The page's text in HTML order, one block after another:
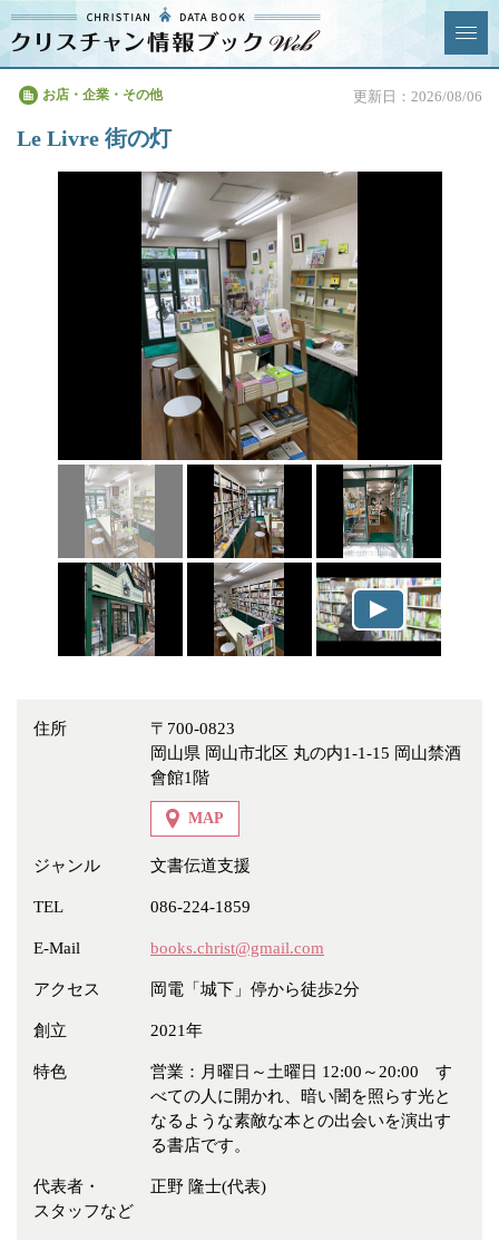
クリスチャン
情報ブックとは
News & Topics
て
学校・幼稚園・神学校
特別集会奉仕者 医療・福祉
冠婚葬祭 各種団体
教団教派 宿泊・研修施設
お店・企業・その他
フリーワード
お店・企業・その他 更新日：2026/08/06
Le Livre 街の灯
住所
〒700-0823
岡山県 岡山市北区 丸の内1-1-15 岡山禁酒
會館1階
MAP
ジャンル 文書伝道支援
TEL 086-224-1859
E-Mail books.christ@gmail.com
アクセス 岡電「城下」停から徒歩2分
創立 2021年
特色
営業：月曜日～土曜日 12:00～20:00 す
べての人に開かれ、暗い闇を照らす光と
なるような素敵な本との出会いを演出す
る書店です。
代表者・
スタッフなど
正野 隆士(代表)